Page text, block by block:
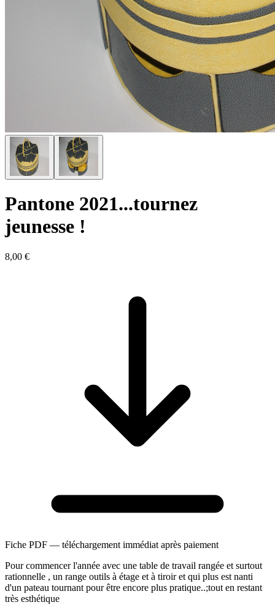
Pantone 2021...tournez
jeunesse !
8,00 €
Fiche PDF — téléchargement immédiat après paiement
Pour commencer l'année avec une table de travail rangée et surtout
rationnelle , un range outils à étage et à tiroir et qui plus est nanti
d'un pateau tournant pour être encore plus pratique..;tout en restant
très esthétique